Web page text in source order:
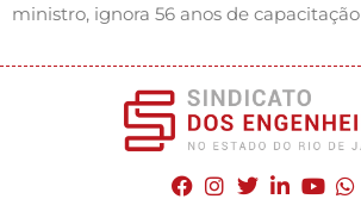
ministro, ignora 56 anos de capacitação